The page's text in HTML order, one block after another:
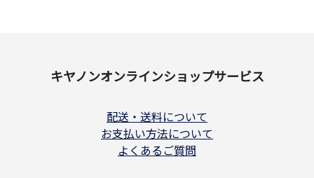
キヤノンオンラインショップサービス
配送・送料について
お支払い方法について
よくあるご質問